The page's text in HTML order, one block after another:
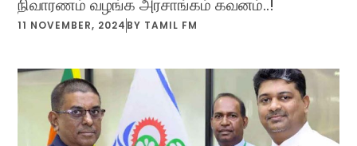
நிவாரணம் வழங்க அரசாங்கம் கவனம்..!
11 NOVEMBER, 2024 BY TAMIL FM